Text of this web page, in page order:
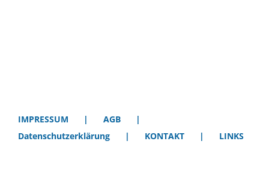
IMPRESSUM
AGB
Datenschutzerklärung
KONTAKT LINKS